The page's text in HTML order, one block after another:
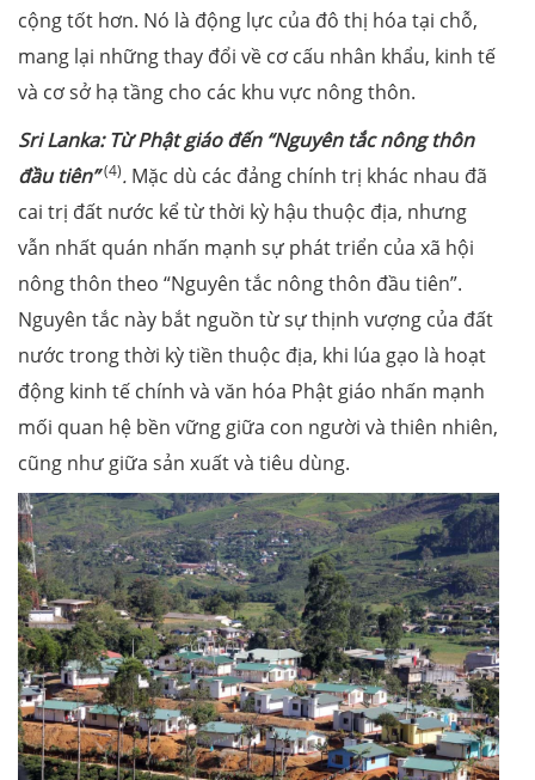
cộng tốt hơn. Nó là động lực của đô thị hóa tại chỗ,
mang lại những thay đổi về cơ cấu nhân khẩu, kinh tế
và cơ sở hạ tầng cho các khu vực nông thôn.
Sri Lanka: Từ Phật giáo đến “Nguyên tắc nông thôn
đầu tiên”(4). Mặc dù các đảng chính trị khác nhau đã
cai trị đất nước kể từ thời kỳ hậu thuộc địa, nhưng
vẫn nhất quán nhấn mạnh sự phát triển của xã hội
nông thôn theo “Nguyên tắc nông thôn đầu tiên”.
Nguyên tắc này bắt nguồn từ sự thịnh vượng của đất
nước trong thời kỳ tiền thuộc địa, khi lúa gạo là hoạt
động kinh tế chính và văn hóa Phật giáo nhấn mạnh
mối quan hệ bền vững giữa con người và thiên nhiên,
cũng như giữa sản xuất và tiêu dùng.